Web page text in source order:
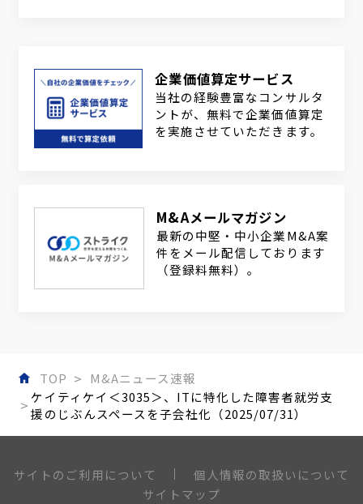
企業価値算定サービス
当社の経験豊富なコンサルタ
ントが、無料で企業価値算定
を実施させていただきます。
M&Aメールマガジン
最新の中堅・中小企業M&A案
件をメール配信しております
（登録料無料）。
TOP
M&Aニュース速報
ケイティケイ＜3035＞、ITに特化した障害者就労支
援のじぶんスペースを子会社化（2025/07/31）
サイトのご利用について
個人情報の取扱いについて
サイトマップ